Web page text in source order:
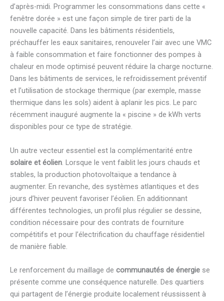
d’après-midi. Programmer les consommations dans cette «
fenêtre dorée » est une façon simple de tirer parti de la
nouvelle capacité. Dans les bâtiments résidentiels,
préchauffer les eaux sanitaires, renouveler l’air avec une VMC
à faible consommation et faire fonctionner des pompes à
chaleur en mode optimisé peuvent réduire la charge nocturne.
Dans les bâtiments de services, le refroidissement préventif
et l’utilisation de stockage thermique (par exemple, masse
thermique dans les sols) aident à aplanir les pics. Le parc
récemment inauguré augmente la « piscine » de kWh verts
disponibles pour ce type de stratégie.
Un autre vecteur essentiel est la complémentarité entre
solaire et éolien. Lorsque le vent faiblit les jours chauds et
stables, la production photovoltaïque a tendance à
augmenter. En revanche, des systèmes atlantiques et des
jours d’hiver peuvent favoriser l’éolien. En additionnant
différentes technologies, un profil plus régulier se dessine,
condition nécessaire pour des contrats de fourniture
compétitifs et pour l’électrification du chauffage résidentiel
de manière fiable.
Le renforcement du maillage de communautés de énergie se
présente comme une conséquence naturelle. Des quartiers
qui partagent de l’énergie produite localement réussissent à